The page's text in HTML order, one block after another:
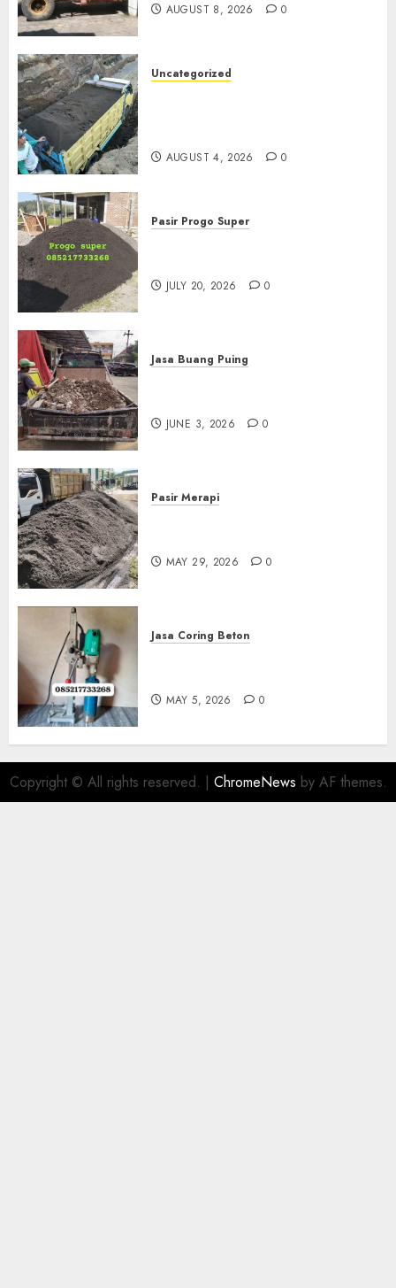
AUGUST 8, 2026 0
Uncategorized
AUGUST 4, 2026 0
Pasir Progo Super
JULY 20, 2026 0
Jasa Buang Puing
JUNE 3, 2026 0
Pasir Merapi
MAY 29, 2026 0
Jasa Coring Beton
MAY 5, 2026 0
Copyright © All rights reserved. | ChromeNews by AF themes.